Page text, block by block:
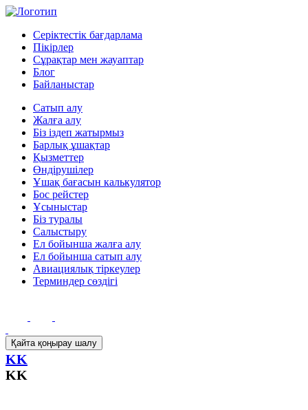
Серіктестік бағдарлама
Пікірлер
Сұрақтар мен жауаптар
Блог
Байланыстар
Сатып алу
Жалға алу
Біз іздеп жатырмыз
Барлық ұшақтар
Қызметтер
Өндірушілер
Ұшақ бағасын калькулятор
Бос рейстер
Ұсыныстар
Біз туралы
Салыстыру
Ел бойынша жалға алу
Ел бойынша сатып алу
Авиациялық тіркеулер
Терминдер сөздігі
Қайта қоңырау шалу
KK
KK